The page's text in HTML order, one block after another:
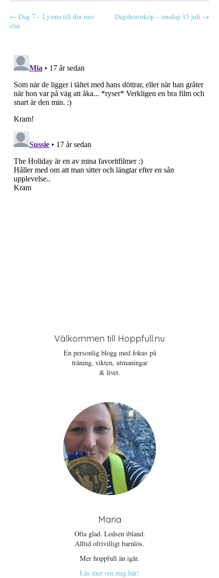
P
o
n
a
v
g
a
o
n
← Dag 7 – Lyssna till din inre
röst
Dagshoroskop – onsdag 15 juli →
Välkommen till Hoppfull.nu
En personlig blogg med fokus på
träning, vikten, utmaningar
& livet.
Maria
Ofta glad. Ledsen ibland.
Alltid ofrivilligt barnlös.
Mer hoppfull än igår.
Läs mer om mig här!